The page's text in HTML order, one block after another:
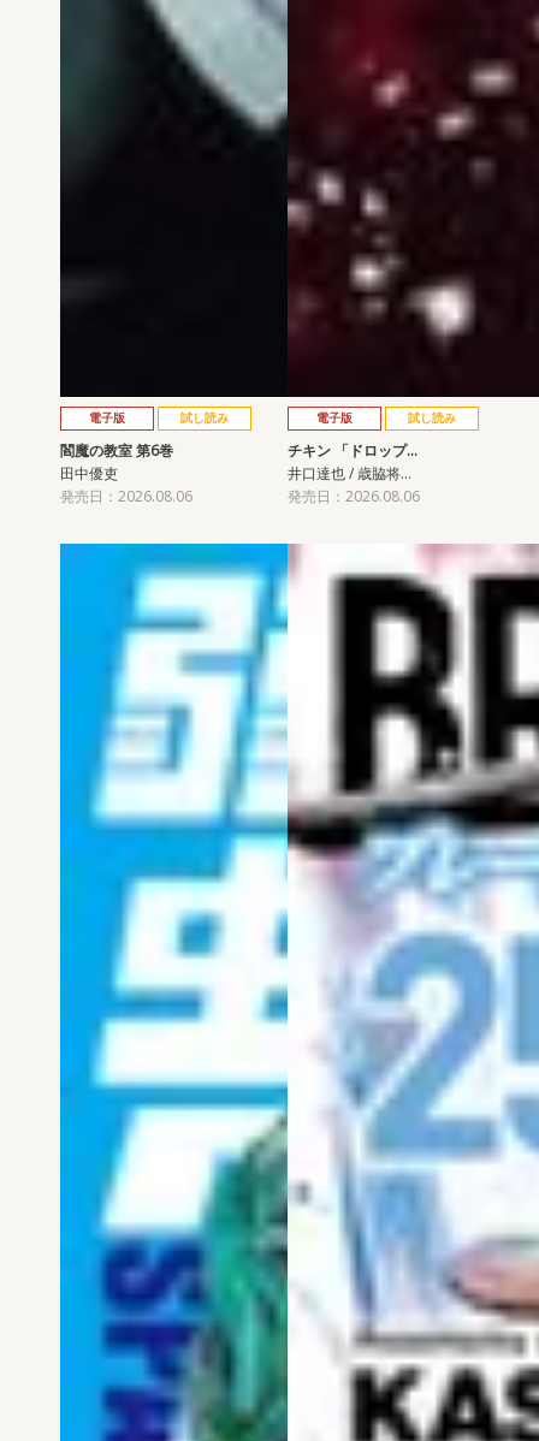
電子版 試し読み
閻魔の教室 第6巻
田中優吏
発売日：2026.08.06
電子版 試し読み
チキン 「ドロップ…
井口達也 / 歳脇将…
発売日：2026.08.06